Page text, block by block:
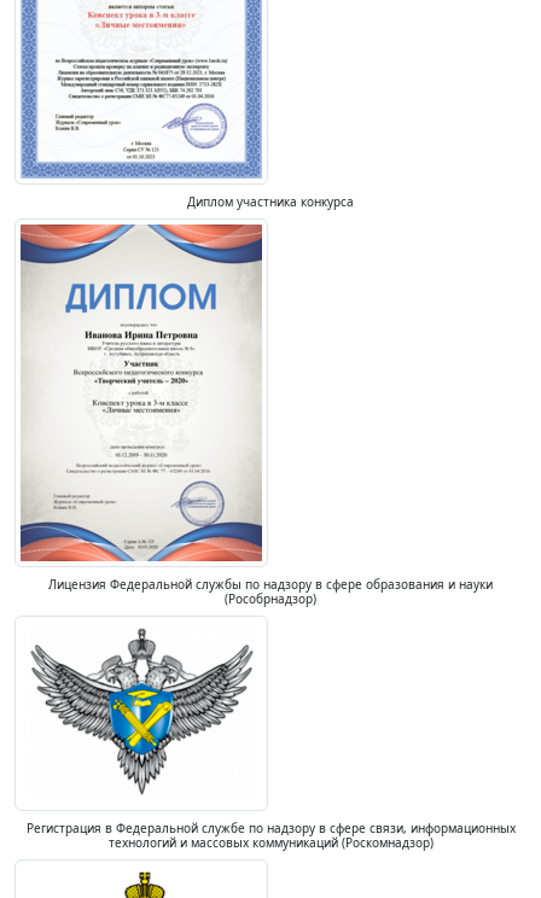
Диплом участника конкурса
Лицензия Федеральной службы по надзору в сфере образования и науки
(Рособрнадзор)
Регистрация в Федеральной службе по надзору в сфере связи, информационных
технологий и массовых коммуникаций (Роскомнадзор)